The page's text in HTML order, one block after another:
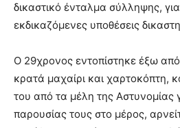
δικαστικό ένταλμα σύλληψης,
εκδικαζόμενες υποθέσεις
Ο 29χρονος εντοπίστηκε έξω
κρατά μαχαίρι και χαρτοκόπτη,
του από τα μέλη της Αστυνομίας
παρουσίας τους στο μέρος,